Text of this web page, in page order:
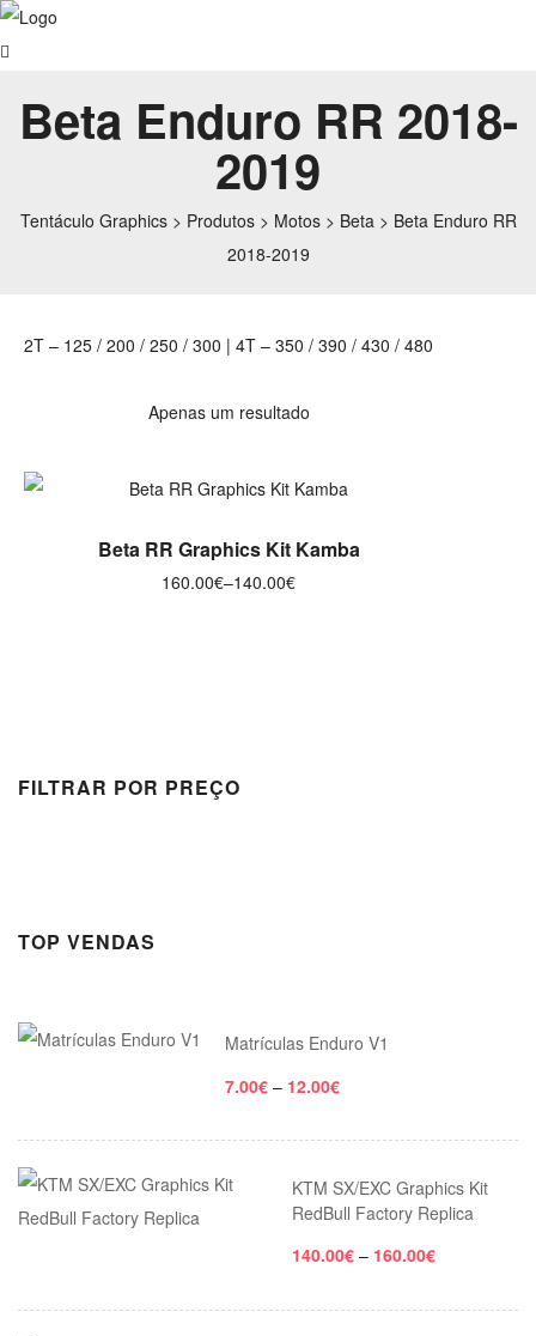
Tentáculo Graphics> Produtos> Motos> Beta> Beta Enduro RR
2018-2019
Beta Enduro RR 2018-
2019
2T – 125 / 200 / 250 / 300 | 4T – 350 / 390 / 430 / 480
Apenas um resultado
VER OPÇÕES
Beta RR Graphics Kit Kamba
140.00€
–
160.00€
FILTRAR POR PREÇO
TOP VENDAS
Matrículas Enduro V1
7.00€ – 12.00€
KTM SX/EXC Graphics Kit
RedBull Factory Replica
140.00€ – 160.00€